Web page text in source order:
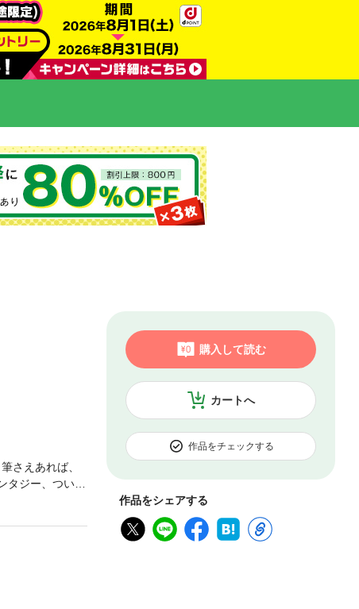
カートへ
購入して読む
作品をチェックする
作品をシェアする
さえあれば、
ジー、ついに
ウゴの日常は
のパラダイ